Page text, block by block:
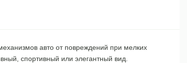
авто от повреждений при мелких
спортивный или элегантный вид.